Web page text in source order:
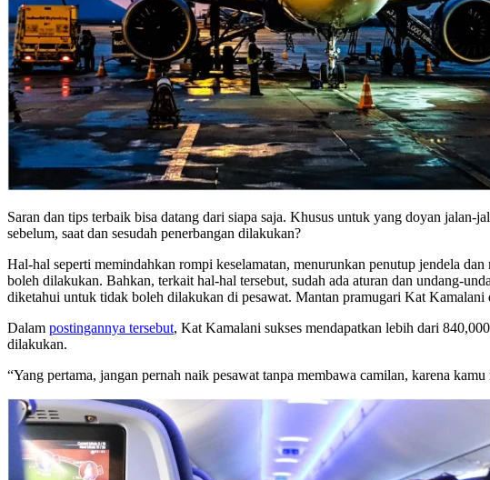
Saran dan tips terbaik bisa datang dari siapa saja. Khusus untuk yang doyan
sebelum, saat dan sesudah penerbangan dilakukan?
Hal-hal seperti memindahkan rompi keselamatan, menurunkan penutup jendela
boleh dilakukan. Bahkan, terkait hal-hal tersebut, sudah ada aturan dan undang-
diketahui untuk tidak boleh dilakukan di pesawat. Mantan pramugari Kat
Dalam postingannya tersebut, Kat Kamalani sukses mendapatkan lebih dari
dilakukan.
“Yang pertama, jangan pernah naik pesawat tanpa membawa camilan, karena